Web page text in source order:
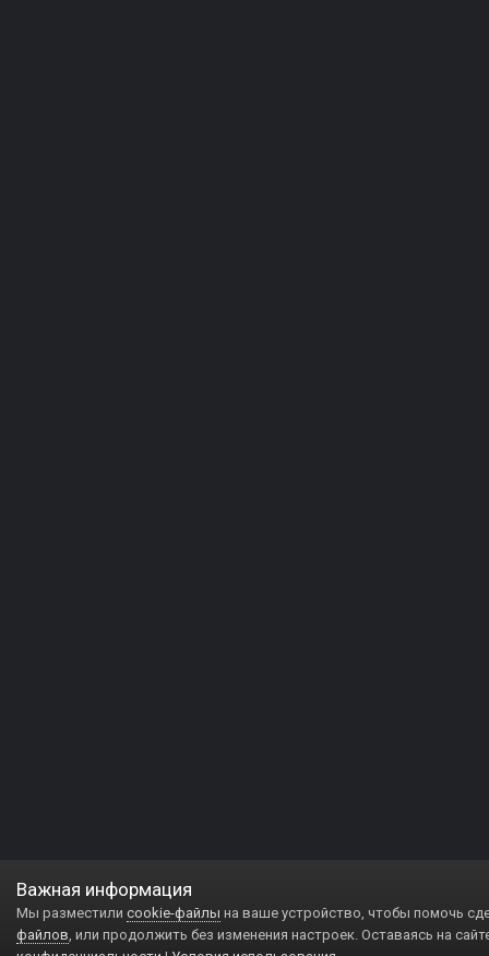
Важная информация
Мы разместили cookie-файлы на ваше устройство, чтобы помочь
файлов, или продолжить без изменения настроек. Оставаясь на